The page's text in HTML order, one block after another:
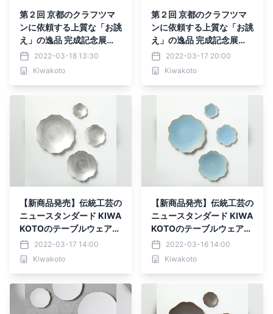
第２回 京都のクラフツマ
ンに依頼する上質な「お誂
え」の逸品 完成記念展
示・オーダー会のご案内
2022-03-18 13:30
Kiwakoto
第２回 京都のクラフツマ
ンに依頼する上質な「お誂
え」の逸品 完成記念展
示・オーダー会のご案内
2022-03-17 20:00
Kiwakoto
【新商品発売】伝統工芸の
ニュースタンダード KIWA
KOTOのテーブルウェア
【光】2022-03-17 14:00
Kiwakoto
【新商品発売】伝統工芸の
ニュースタンダード KIWA
KOTOのテーブルウェア
【空】2022-03-16 14:00
Kiwakoto